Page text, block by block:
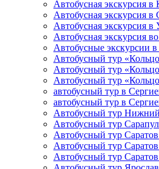
Автобусная экскурсия
Автобусная экскурсия
Автобусная экскурсия в
Автобусная экскурсия
Автобусные экскурсии
Автобусный тур
Автобусный тур
Автобусный тур
автобусный тур в
автобусный тур в
Автобусный тур
Автобусный тур
Автобусный тур
Автобусный тур
Автобусный тур